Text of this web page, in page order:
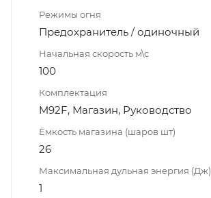
Режимы огня
Предохранитель / одиночный
Начальная скорость м\с
100
Комплектация
M92F, Магазин, Руководство
Ёмкость магазина (шаров шт)
26
Максимальная дульная энергия (Дж)
1